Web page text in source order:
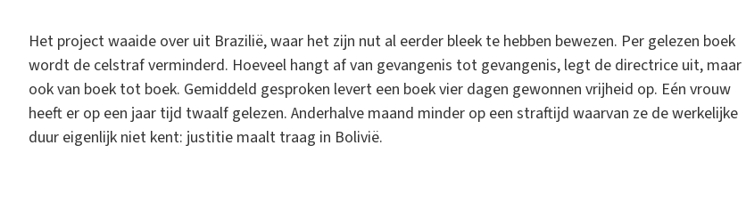
Het project waaide over uit Brazilië, waar het zijn nut al eerder bleek te hebben bewezen. Per gelezen boek
wordt de celstraf verminderd. Hoeveel hangt af van gevangenis tot gevangenis, legt de directrice uit, maar
ook van boek tot boek. Gemiddeld gesproken levert een boek vier dagen gewonnen vrijheid op. Eén vrouw
heeft er op een jaar tijd twaalf gelezen. Anderhalve maand minder op een straftijd waarvan ze de werkelijke
duur eigenlijk niet kent: justitie maalt traag in Bolivië.